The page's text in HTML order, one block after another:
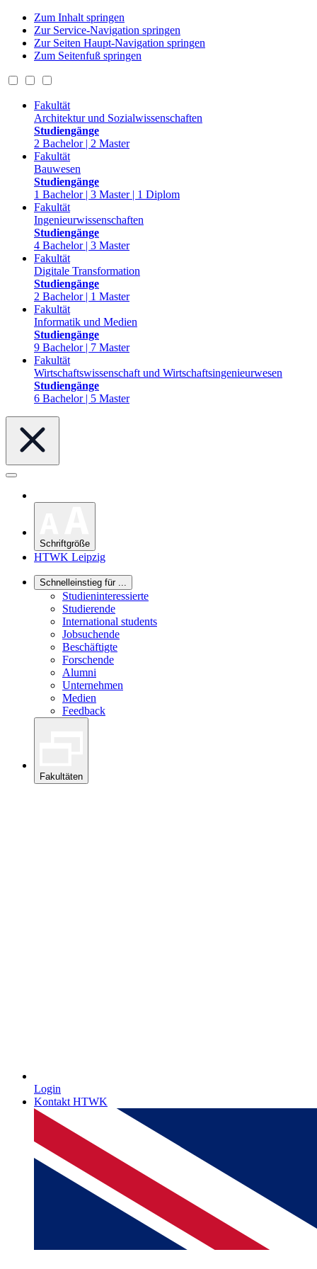
Zum Inhalt springen
Zur Service-Navigation springen
Zur Seiten Haupt-Navigation springen
Zum Seitenfuß springen
Fakultät
Architektur und Sozialwissenschaften
Studiengänge
2 Bachelor | 2 Master
Fakultät
Bauwesen
Studiengänge
1 Bachelor | 3 Master | 1 Diplom
Fakultät
Ingenieurwissenschaften
Studiengänge
4 Bachelor | 3 Master
Fakultät
Digitale Transformation
Studiengänge
2 Bachelor | 1 Master
Fakultät
Informatik und Medien
Studiengänge
9 Bachelor | 7 Master
Fakultät
Wirtschaftswissenschaft und Wirtschaftsingenieurwesen
Studiengänge
6 Bachelor | 5 Master
Schriftgröße
HTWK Leipzig
Schnelleinstieg für ...
Studieninteressierte
Studierende
International students
Jobsuchende
Beschäftigte
Forschende
Alumni
Unternehmen
Medien
Feedback
Fakultäten
Login
Kontakt HTWK